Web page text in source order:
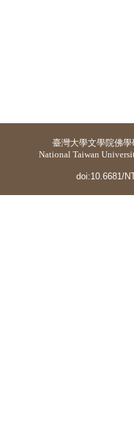
臺灣大學文學院佛
National Taiwan
doi:10.6681/